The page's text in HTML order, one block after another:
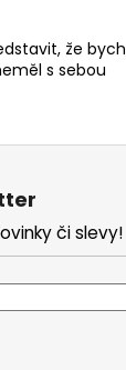
z 5 hvězdiček.
že bych
s sebou
či slevy!